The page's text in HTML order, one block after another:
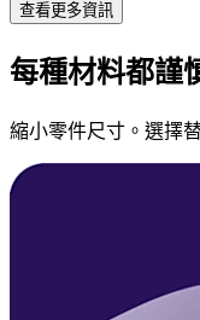
查看更多資訊
每種材料都謹
縮小零件尺寸。選擇